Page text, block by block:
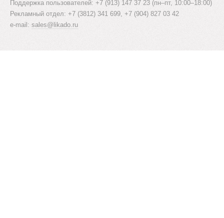
Поддержка пользователей: +7 (913) 147 37 23 (пн–пт, 10:00–18:00)
Рекламный отдел: +7 (3812) 341 699, +7 (904) 827 03 42
e-mail: sales@likado.ru